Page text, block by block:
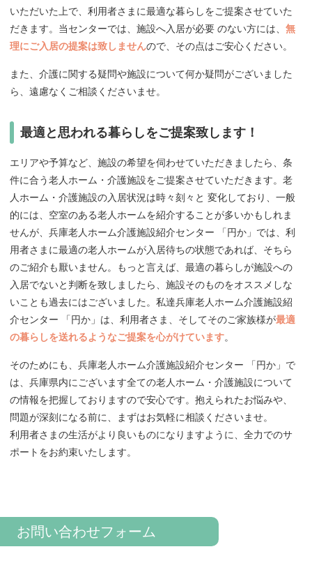
いただいた上で、利用者さまに最適な暮らしをご提案させていた
だきます。当センターでは、施設へ入居が必要 のない方には、無
理にご入居の提案は致しませんので、その点はご安心ください。
また、介護に関する疑問や施設について何か疑問がございました
ら、遠慮なくご相談くださいませ。
最適と思われる暮らしをご提案致します！
エリアや予算など、施設の希望を伺わせていただきましたら、条
件に合う老人ホーム・介護施設をご提案させていただきます。老
人ホーム・介護施設の入居状況は時々刻々と 変化しており、一般
的には、空室のある老人ホームを紹介することが多いかもしれま
せんが、兵庫老人ホーム介護施設紹介センター 「円か」では、利
用者さまに最適の老人ホームが入居待ちの状態であれば、そちら
のご紹介も厭いません。もっと言えば、最適の暮らしが施設への
入居でないと判断を致しましたら、施設そのものをオススメしな
いことも過去にはございました。私達兵庫老人ホーム介護施設紹
介センター 「円か」は、利用者さま、そしてそのご家族様が最適
の暮らしを送れるようなご提案を心がけています。
そのためにも、兵庫老人ホーム介護施設紹介センター 「円か」で
は、兵庫県内にございます全ての老人ホーム・介護施設について
の情報を把握しておりますので安心です。抱えられたお悩みや、
問題が深刻になる前に、まずはお気軽に相談くださいませ。
利用者さまの生活がより良いものになりますように、全力でのサ
ポートをお約束いたします。
お問い合わせフォーム